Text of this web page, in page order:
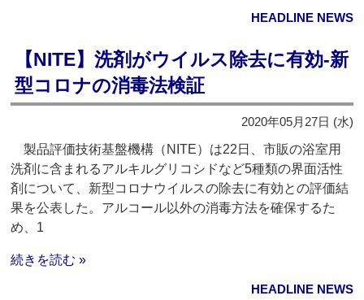
HEADLINE NEWS
【NITE】洗剤がウイルス除去に有効‐新
型コロナの消毒法検証
2020年05月27日 (水)
製品評価技術基盤機構（NITE）は22日、市販の浴室用
洗剤に含まれるアルキルグリコシドなど5種類の界面活性
剤について、新型コロナウイルスの除去に有効との評価結
果を公表した。アルコール以外の消毒方法を確保するた
め、1
続きを読む »
HEADLINE NEWS